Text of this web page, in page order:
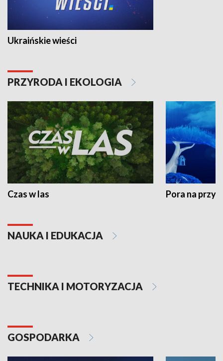
Ukraińskie wieści
PRZYRODA I EKOLOGIA
Czas w las Pora na
NAUKA I EDUKACJA
TECHNIKA I MOTORYZACJA
GOSPODARKA